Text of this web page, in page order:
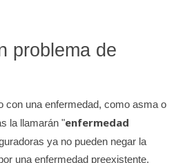
problema de
con una enfermedad, como asma o
la llamarán "enfermedad
ya no pueden negar la
una enfermedad preexistente.